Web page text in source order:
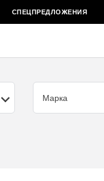
СПЕЦПРЕДЛОЖЕНИЯ
Марка